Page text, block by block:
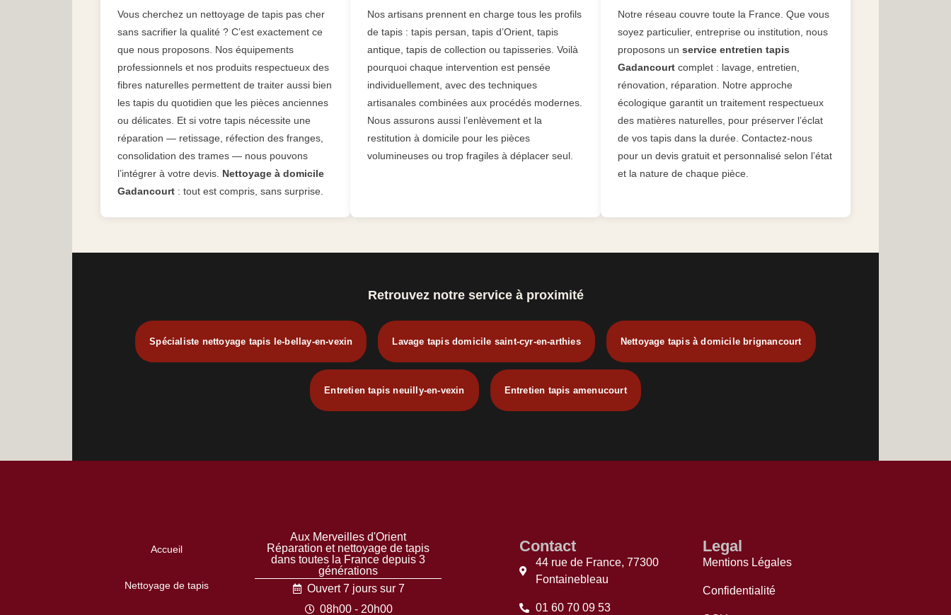
Vous cherchez un nettoyage de tapis pas cher
sans sacrifier la qualité ? C’est exactement ce
que nous proposons. Nos équipements
professionnels et nos produits respectueux des
fibres naturelles permettent de traiter aussi bien
les tapis du quotidien que les pièces anciennes
ou délicates. Et si votre tapis nécessite une
réparation — retissage, réfection des franges,
consolidation des trames — nous pouvons
l’intégrer à votre devis. Nettoyage à domicile
Gadancourt : tout est compris, sans surprise.
Nos artisans prennent en charge tous les profils
de tapis : tapis persan, tapis d’Orient, tapis
antique, tapis de collection ou tapisseries. Voilà
pourquoi chaque intervention est pensée
individuellement, avec des techniques
artisanales combinées aux procédés modernes.
Nous assurons aussi l’enlèvement et la
restitution à domicile pour les pièces
volumineuses ou trop fragiles à déplacer seul.
Notre réseau couvre toute la France. Que vous
soyez particulier, entreprise ou institution, nous
proposons un service entretien tapis
Gadancourtcomplet : lavage, entretien,
rénovation, réparation. Notre approche
écologique garantit un traitement respectueux
des matières naturelles, pour préserver l’éclat
de vos tapis dans la durée. Contactez-nous
pour un devis gratuit et personnalisé selon l’état
et la nature de chaque pièce.
Retrouvez notre service à proximité
Spécialiste nettoyage tapis le-bellay-en-vexin Lavage tapis domicile saint-cyr-en-arthies Nettoyage tapis à domicile brignancourt
Entretien tapis neuilly-en-vexin Entretien tapis amenucourt
Accueil
Nettoyage de tapis
Aux Merveilles d'Orient
Réparation et nettoyage de tapis
dans toutes la France depuis 3
générations
Ouvert 7 jours sur 7
08h00 - 20h00
Contact
44 rue de France, 77300
Fontainebleau
01 60 70 09 53
Legal
Mentions Légales
Confidentialité